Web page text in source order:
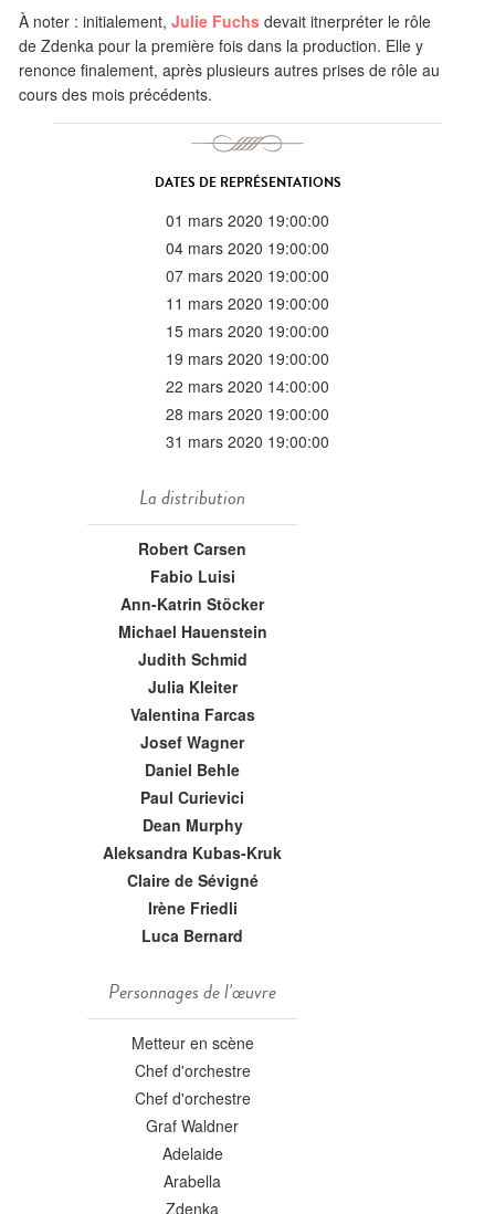
À noter : initialement, Julie Fuchs devait itnerpréter le rôle
de Zdenka pour la première fois dans la production. Elle y
renonce finalement, après plusieurs autres prises de rôle au
cours des mois précédents.
DATES DE REPRÉSENTATIONS
01 mars 2020 19:00:00
04 mars 2020 19:00:00
07 mars 2020 19:00:00
11 mars 2020 19:00:00
15 mars 2020 19:00:00
19 mars 2020 19:00:00
22 mars 2020 14:00:00
28 mars 2020 19:00:00
31 mars 2020 19:00:00
La distribution
Robert Carsen
Fabio Luisi
Ann-Katrin Stöcker
Michael Hauenstein
Judith Schmid
Julia Kleiter
Valentina Farcas
Josef Wagner
Daniel Behle
Paul Curievici
Dean Murphy
Aleksandra Kubas-Kruk
Claire de Sévigné
Irène Friedli
Luca Bernard
Personnages de l'œuvre
Metteur en scène
Chef d'orchestre
Chef d'orchestre
Graf Waldner
Adelaide
Arabella
Zdenka